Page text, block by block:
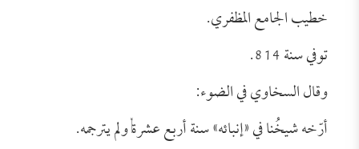
خطيب الجامع المظفري.
توفي سنة 814.
وقال السخاوي في الضوء:
أرّخه شيخُنا في «إنبائه» سنة أربع عشرة, ولم يترجمه.